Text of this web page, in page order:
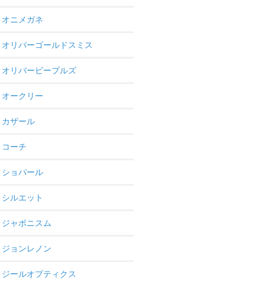
オニメガネ
オリバーゴールドスミス
オリバーピープルズ
オークリー
カザール
コーチ
ショパール
シルエット
ジャポニスム
ジョンレノン
ジールオプティクス